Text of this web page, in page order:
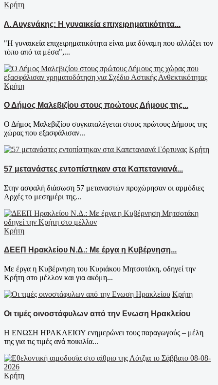
Κρήτη
Λ. Αυγενάκης: Η γυναικεία επιχειρηματικότητα...
"Η γυναικεία επιχειρηματικότητα είναι μια δύναμη που αλλάζει τον
τόπο από τα μέσα",...
Κρήτη
Ο Δήμος Μαλεβιζίου στους πρώτους Δήμους της...
Ο Δήμος Μαλεβιζίου συγκαταλέγεται στους πρώτους Δήμους της
χώρας που εξασφάλισαν...
Κρήτη
57 μετανάστες εντοπίστηκαν στα Καπετανιανά...
Στην ασφαλή διάσωση 57 μεταναστών προχώρησαν οι αρμόδιες
Αρχές το μεσημέρι της...
Κρήτη
ΔΕΕΠ Ηρακλείου Ν.Δ.: Με έργα η Κυβέρνηση...
Με έργα η Κυβέρνηση του Κυριάκου Μητσοτάκη, οδηγεί την
Κρήτη στο μέλλον και για ακόμη...
Κρήτη
Οι τιμές οινοστάφυλων από την Ενωση Ηρακλείου
Η ΕΝΩΣΗ ΗΡΑΚΛΕΙΟΥ ενημερώνει τους παραγωγούς – μέλη
της για τις τιμές ανά ποικιλία...
Κρήτη